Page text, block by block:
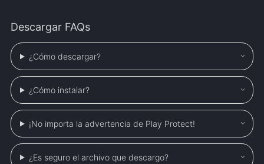
Descargar FAQs
¿Cómo descargar?
¿Cómo instalar?
¡No importa la advertencia de Play Protect!
¿Es seguro el archivo que descargo?